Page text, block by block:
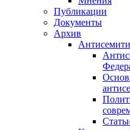
Публикации
Документы
Архив